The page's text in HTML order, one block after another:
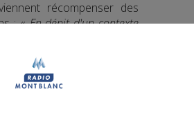
récompenser des
: «En dépit d'un contexte
ses efforts pour réduire
» a-t-elle fait savoir dans un
la Cour des Comptes.